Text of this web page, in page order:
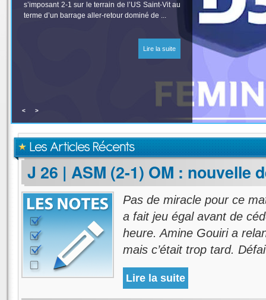
s’imposant 2-1 sur le terrain de l’US Saint-Vit au
terme d’un barrage aller-retour dominé de ...
Lire la suite
< >
Les Articles Récents
J 26 | ASM (2-1) OM : nouvelle
Pas de miracle pour ce
a fait jeu égal avant de
heure. Amine Gouiri a
mais c’était trop tard.
Lire la suite